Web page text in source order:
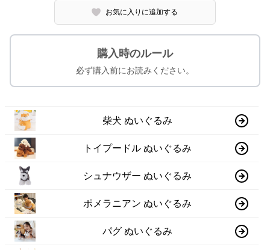
お気に入りに追加する
購入時のルール
必ず購入前にお読みください。
柴犬 ぬいぐるみ
トイプードル ぬいぐるみ
シュナウザー ぬいぐるみ
ポメラニアン ぬいぐるみ
パグ ぬいぐるみ